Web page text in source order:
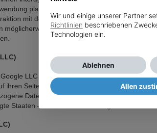
platziert werden. Sie bieten bestimmte
mit dem Nutzer.
möglicherweise immer noch Web-Traffic-
LLC bereitgestellter Service zur
ihren Seiten einbinden kann.
Daten: Nutzungsdaten; verschiedene
Staaten –
Wir und einige unserer Partner
Richtlinien beschriebenen
Technologien ein.
Allen
Ablehnen